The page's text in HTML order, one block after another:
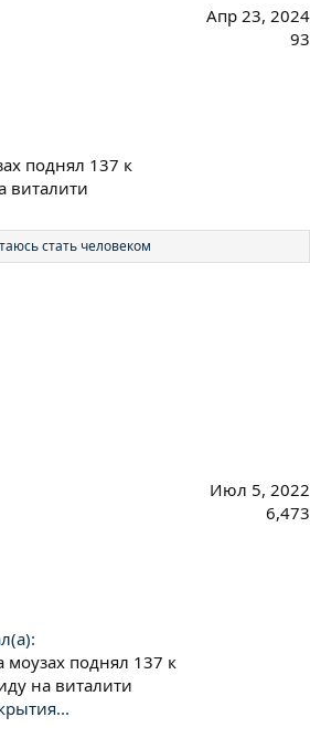
Апр 23, 2024
93
поднял 137 к
виталити
стать человеком
Июл 5, 2022
6,473
моузах поднял 137 к
на виталити